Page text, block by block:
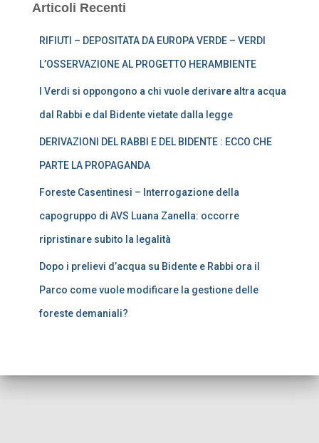
Articoli Recenti
RIFIUTI – DEPOSITATA DA EUROPA VERDE – VERDI
L’OSSERVAZIONE AL PROGETTO HERAMBIENTE
I Verdi si oppongono a chi vuole derivare altra acqua
dal Rabbi e dal Bidente vietate dalla legge
DERIVAZIONI DEL RABBI E DEL BIDENTE : ECCO CHE
PARTE LA PROPAGANDA
Foreste Casentinesi – Interrogazione della
capogruppo di AVS Luana Zanella: occorre
ripristinare subito la legalità
Dopo i prelievi d’acqua su Bidente e Rabbi ora il
Parco come vuole modificare la gestione delle
foreste demaniali?